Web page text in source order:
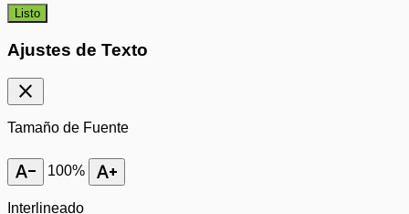
Listo
Ajustes de Texto
close
Tamaño de Fuente
text_decrease 100% text_increase
Interlineado